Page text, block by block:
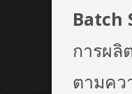
Batch
การผลิ
ตามคว